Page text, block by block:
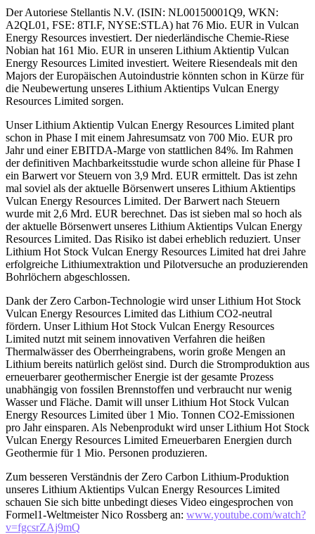
Der Autoriese Stellantis N.V. (ISIN: NL00150001Q9, WKN:
A2QL01, FSE: 8TI.F, NYSE:STLA) hat 76 Mio. EUR in Vulcan
Energy Resources investiert. Der niederländische Chemie-Riese
Nobian hat 161 Mio. EUR in unseren Lithium Aktientip Vulcan
Energy Resources Limited investiert. Weitere Riesendeals mit den
Majors der Europäischen Autoindustrie könnten schon in Kürze für
die Neubewertung unseres Lithium Aktientips Vulcan Energy
Resources Limited sorgen.
Unser Lithium Aktientip Vulcan Energy Resources Limited plant
schon in Phase I mit einem Jahresumsatz von 700 Mio. EUR pro
Jahr und einer EBITDA-Marge von stattlichen 84%. Im Rahmen
der definitiven Machbarkeitsstudie wurde schon alleine für Phase I
ein Barwert vor Steuern von 3,9 Mrd. EUR ermittelt. Das ist zehn
mal soviel als der aktuelle Börsenwert unseres Lithium Aktientips
Vulcan Energy Resources Limited. Der Barwert nach Steuern
wurde mit 2,6 Mrd. EUR berechnet. Das ist sieben mal so hoch als
der aktuelle Börsenwert unseres Lithium Aktientips Vulcan Energy
Resources Limited. Das Risiko ist dabei erheblich reduziert. Unser
Lithium Hot Stock Vulcan Energy Resources Limited hat drei Jahre
erfolgreiche Lithiumextraktion und Pilotversuche an produzierenden
Bohrlöchern abgeschlossen.
Dank der Zero Carbon-Technologie wird unser Lithium Hot Stock
Vulcan Energy Resources Limited das Lithium CO2-neutral
fördern. Unser Lithium Hot Stock Vulcan Energy Resources
Limited nutzt mit seinem innovativen Verfahren die heißen
Thermalwässer des Oberrheingrabens, worin große Mengen an
Lithium bereits natürlich gelöst sind. Durch die Stromproduktion aus
erneuerbarer geothermischer Energie ist der gesamte Prozess
unabhängig von fossilen Brennstoffen und verbraucht nur wenig
Wasser und Fläche. Damit will unser Lithium Hot Stock Vulcan
Energy Resources Limited über 1 Mio. Tonnen CO2-Emissionen
pro Jahr einsparen. Als Nebenprodukt wird unser Lithium Hot Stock
Vulcan Energy Resources Limited Erneuerbaren Energien durch
Geothermie für 1 Mio. Personen produzieren.
Zum besseren Verständnis der Zero Carbon Lithium-Produktion
unseres Lithium Aktientips Vulcan Energy Resources Limited
schauen Sie sich bitte unbedingt dieses Video eingesprochen von
Formel1-Weltmeister Nico Rossberg an: www.youtube.com/watch?
v=fgcsrZAj9mQ